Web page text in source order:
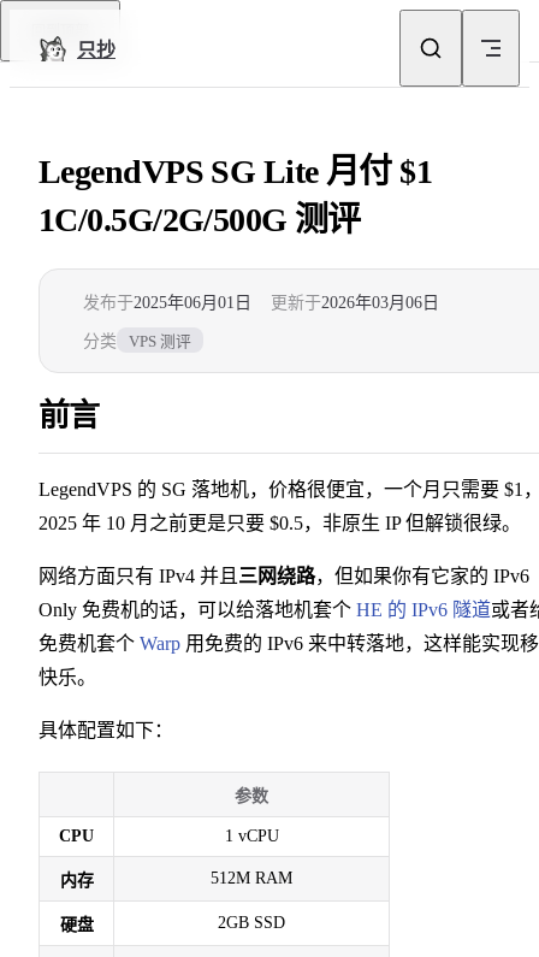
只抄
LegendVPS SG Lite 月付 $1
1C/0.5G/2G/500G 测评
发布于2025年06月01日 更新于2026年03月06日
分类 VPS 测评
前言
LegendVPS 的 SG 落地机，价格很便宜，一个月只需要 $1
2025 年 10 月之前更是只要 $0.5，非原生 IP 但解锁很绿。
网络方面只有 IPv4 并且 三网绕路，但如果你有它家的 IPv6
Only 免费机的话，可以给落地机套个 HE 的 IPv6 隧道或者
免费机套个 Warp 用免费的 IPv6 来中转落地，这样能实现
快乐。
具体配置如下：
参数
CPU 1 vCPU
内存 512M RAM
硬盘 2GB SSD